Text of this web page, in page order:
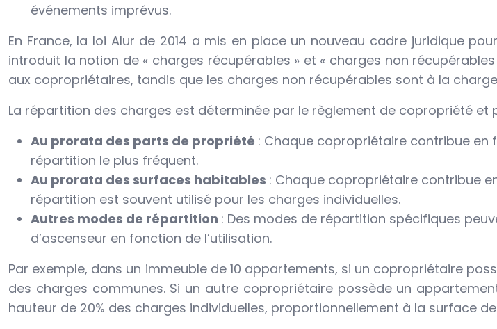
événements imprévus.
En France, la loi Alur de 2014 a mis en place un nouveau cadre juridique
introduit la notion de « charges récupérables » et « charges non
aux copropriétaires, tandis que les charges non récupérables sont à la
La répartition des charges est déterminée par le règlement de copropriété et
Au prorata des parts de propriété : Chaque copropriétaire contribue en
répartition le plus fréquent.
Au prorata des surfaces habitables : Chaque copropriétaire contribue
répartition est souvent utilisé pour les charges individuelles.
Autres modes de répartition : Des modes de répartition spécifiques
d’ascenseur en fonction de l’utilisation.
Par exemple, dans un immeuble de 10 appartements, si un copropriétaire
des charges communes. Si un autre copropriétaire possède un
hauteur de 20% des charges individuelles, proportionnellement à la surface